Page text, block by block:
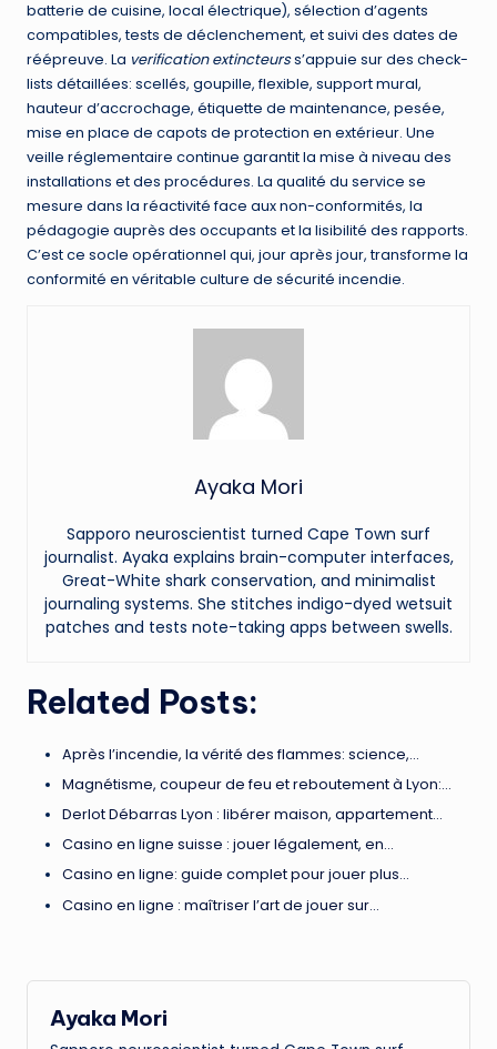
batterie de cuisine, local électrique), sélection d’agents
compatibles, tests de déclenchement, et suivi des dates de
réépreuve. La verification extincteurss’appuie sur des check-
lists détaillées: scellés, goupille, flexible, support mural,
hauteur d’accrochage, étiquette de maintenance, pesée,
mise en place de capots de protection en extérieur. Une
veille réglementaire continue garantit la mise à niveau des
installations et des procédures. La qualité du service se
mesure dans la réactivité face aux non-conformités, la
pédagogie auprès des occupants et la lisibilité des rapports.
C’est ce socle opérationnel qui, jour après jour, transforme la
conformité en véritable culture de sécurité incendie.
Ayaka Mori
Sapporo neuroscientist turned Cape Town surf
journalist. Ayaka explains brain-computer interfaces,
Great-White shark conservation, and minimalist
journaling systems. She stitches indigo-dyed wetsuit
patches and tests note-taking apps between swells.
Related Posts:
Après l’incendie, la vérité des flammes: science,…
Magnétisme, coupeur de feu et reboutement à Lyon:…
Derlot Débarras Lyon : libérer maison, appartement…
Casino en ligne suisse : jouer légalement, en…
Casino en ligne: guide complet pour jouer plus…
Casino en ligne : maîtriser l’art de jouer sur…
Ayaka Mori